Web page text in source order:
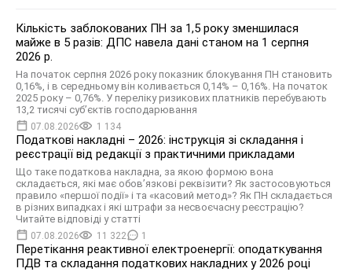
Кількість заблокованих ПН за 1,5 року зменшилася
майже в 5 разів: ДПС навела дані станом на 1 серпня
2026 р.
На початок серпня 2026 року показник блокування ПН становить
0,16%, і в середньому він коливається 0,14% – 0,16%. На початок
2025 року – 0,76%. У переліку ризикових платників перебувають
13,2 тисячі суб’єктів господарювання
07.08.2026 1 134
Податкові накладні – 2026: інструкція зі складання і
реєстрації від редакції з практичними прикладами
Що таке податкова накладна, за якою формою вона
складається, які має обов’язкові реквізити? Як застосовуються
правило «першої події» і та «касовий метод»? Як ПН складається
в різних випадках і які штрафи за несвоєчасну реєстрацію?
Читайте відповіді у статті
07.08.2026 11 322 1
Перетікання реактивної електроенергії: оподаткування
ПДВ та складання податкових накладних у 2026 році